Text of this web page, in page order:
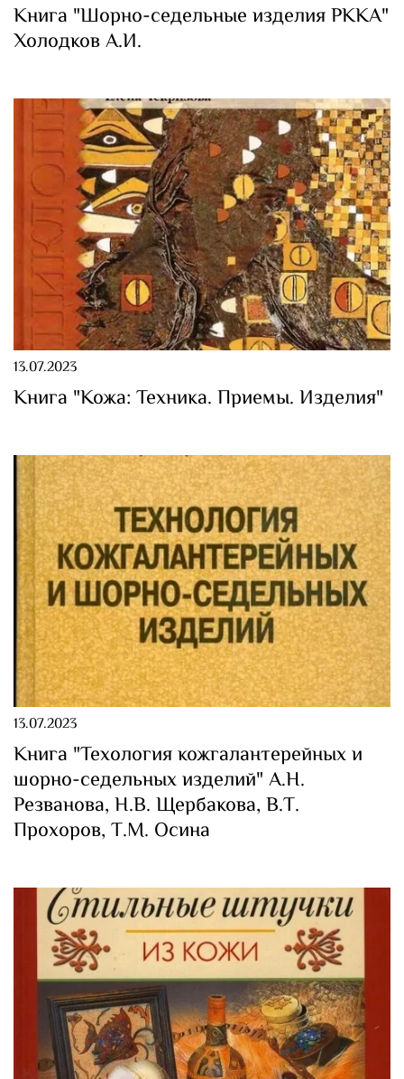
Книга "Шорно-седельные изделия РККА"
Холодков А.И.
13.07.2023
Книга "Кожа: Техника. Приемы. Изделия"
13.07.2023
Книга "Техология кожгалантерейных и
шорно-седельных изделий" А.Н.
Резванова, Н.В. Щербакова, В.Т.
Прохоров, Т.М. Осина